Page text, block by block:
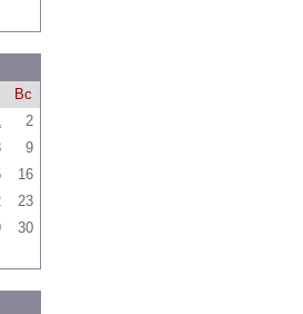
Вс
2
9
16
23
30